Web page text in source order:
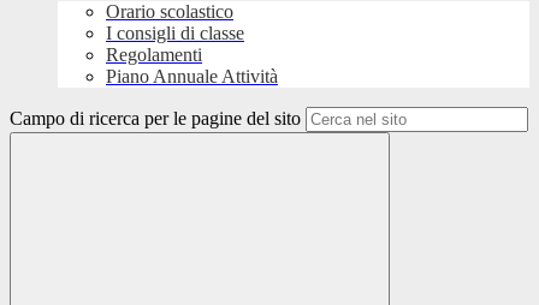
Orario scolastico
I consigli di classe
Regolamenti
Piano Annuale Attività
Campo di ricerca per le pagine del sito